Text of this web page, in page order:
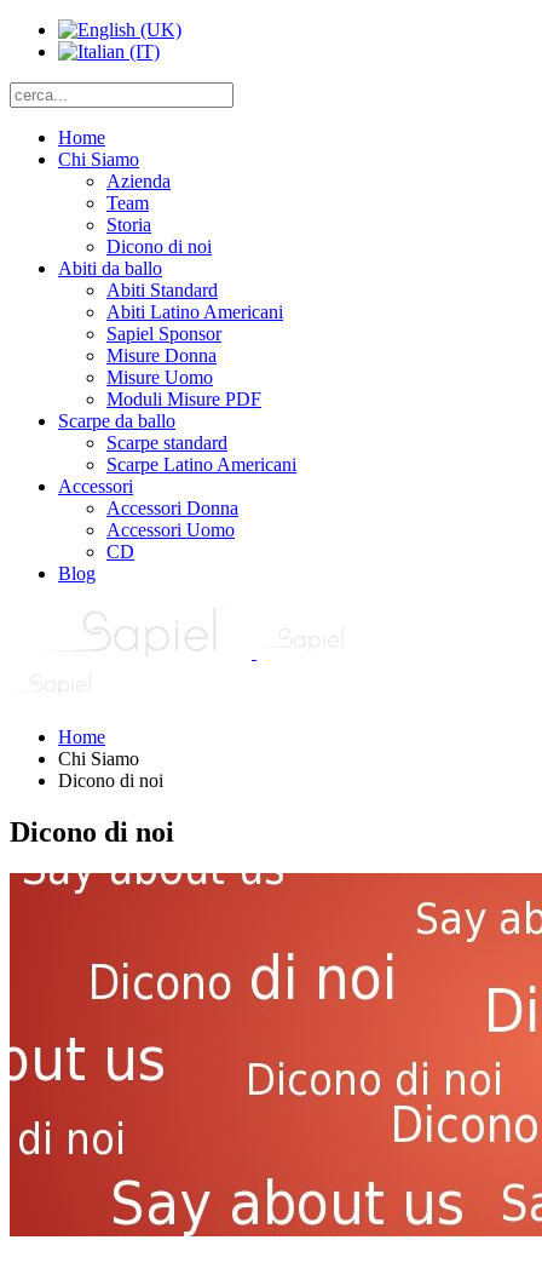
Home
Chi Siamo
Azienda
Team
Storia
Dicono di noi
Abiti da ballo
Abiti Standard
Abiti Latino Americani
Sapiel Sponsor
Misure Donna
Misure Uomo
Moduli Misure PDF
Scarpe da ballo
Scarpe standard
Scarpe Latino Americani
Accessori
Accessori Donna
Accessori Uomo
CD
Blog
Home
Chi Siamo
Dicono di noi
Dicono di noi